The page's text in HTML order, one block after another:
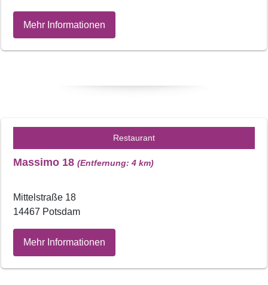
Mehr Informationen
Restaurant
Massimo 18 (Entfernung: 4 km)
Mittelstraße 18
14467 Potsdam
Mehr Informationen